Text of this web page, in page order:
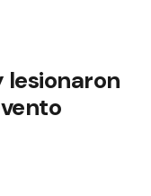
lesionaron